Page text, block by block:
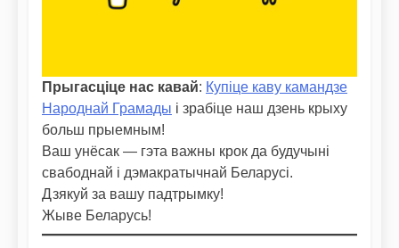
Прыгасціце нас кавай: Купіце каву камандзе
Народнай Грамады і зрабіце наш дзень крыху
больш прыемным!
Ваш унёсак — гэта важны крок да будучыні
свабоднай і дэмакратычнай Беларусі.
Дзякуй за вашу падтрымку!
Жыве Беларусь!